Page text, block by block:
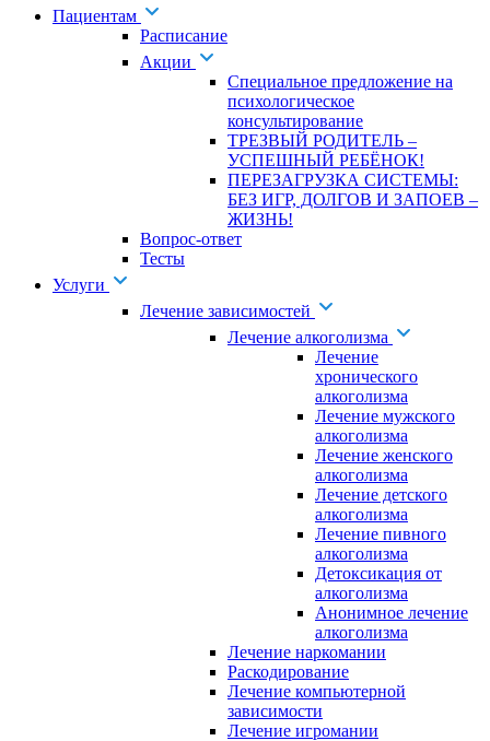
Пациентам
Расписание
Акции
Специальное предложение на
психологическое
консультирование
ТРЕЗВЫЙ РОДИТЕЛЬ –
УСПЕШНЫЙ РЕБЁНОК!
ПЕРЕЗАГРУЗКА СИСТЕМЫ:
БЕЗ ИГР, ДОЛГОВ И ЗАПОЕВ –
ЖИЗНЬ!
Вопрос-ответ
Тесты
Услуги
Лечение зависимостей
Лечение алкоголизма
Лечение
хронического
алкоголизма
Лечение мужского
алкоголизма
Лечение женского
алкоголизма
Лечение детского
алкоголизма
Лечение пивного
алкоголизма
Детоксикация от
алкоголизма
Анонимное лечение
алкоголизма
Лечение наркомании
Раскодирование
Лечение компьютерной
зависимости
Лечение игромании